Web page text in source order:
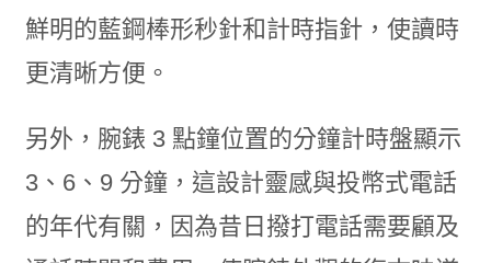
鮮明的藍鋼棒形秒針和計時指針，使讀時
更清晰方便。
另外，腕錶 3 點鐘位置的分鐘計時盤顯示
3、6、9 分鐘，這設計靈感與投幣式電話
的年代有關，因為昔日撥打電話需要顧及